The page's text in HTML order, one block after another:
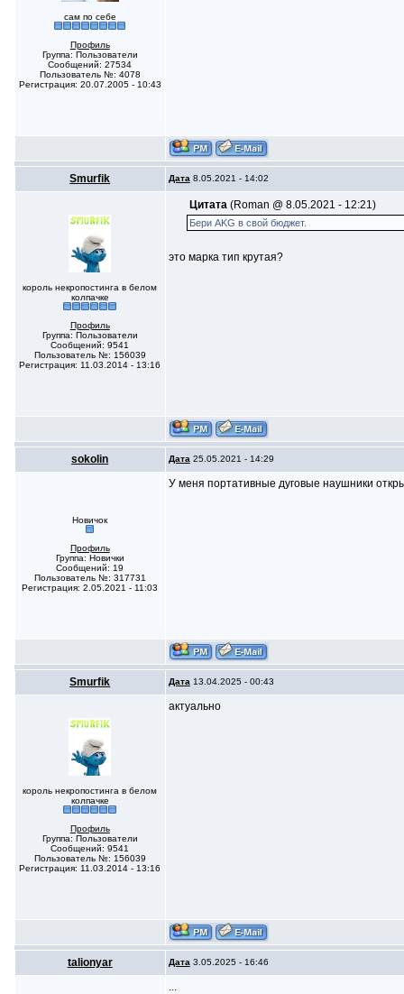
сам по себе
Профиль
Группа: Пользователи
Сообщений: 27534
Пользователь №: 4078
Регистрация: 20.07.2005 - 10:43
Smurfik Дата 8.05.2021 - 14:02
король некропостинга в белом
колпачке
Профиль
Группа: Пользователи
Сообщений: 9541
Пользователь №: 156039
Регистрация: 11.03.2014 - 13:16
Цитата (Roman @ 8.05.2021 - 12:21)
Бери AKG в свой бюджет.
это марка тип крутая?
sokolin Дата 25.05.2021 - 14:29
Новичок
Профиль
Группа: Новички
Сообщений: 19
Пользователь №: 317731
Регистрация: 2.05.2021 - 11:03
У меня портативные дуговые наушники
Smurfik Дата 13.04.2025 - 00:43
король некропостинга в белом
колпачке
Профиль
Группа: Пользователи
Сообщений: 9541
Пользователь №: 156039
Регистрация: 11.03.2014 - 13:16
актуально
talionyar Дата 3.05.2025 - 16:46
...